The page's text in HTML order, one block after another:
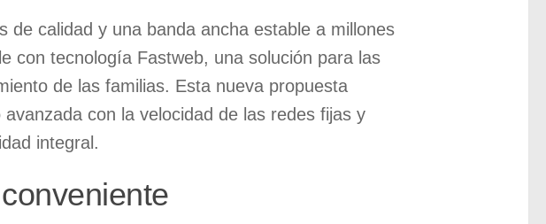
de calidad y una banda ancha estable a millones
con tecnología Fastweb, una solución para las
de las familias. Esta nueva propuesta
con la velocidad de las redes fijas y
integral.